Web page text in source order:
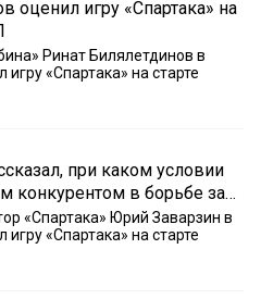
Ринат Билялетдинов в
«Спартака» на старте
конкурентом в борьбе за
«Спартака» Юрий Заварзин в
«Спартака» на старте